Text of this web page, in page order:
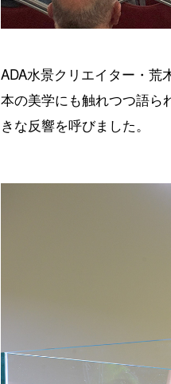
ADA水景クリエイター・荒
本の美学にも触れつつ語ら
きな反響を呼びました。